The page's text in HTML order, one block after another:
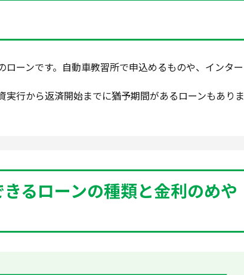
ーンです。自動車教習所で申込めるものや、インター
行から返済開始までに猶予期間があるローンもありま
るローンの種類と金利のめや